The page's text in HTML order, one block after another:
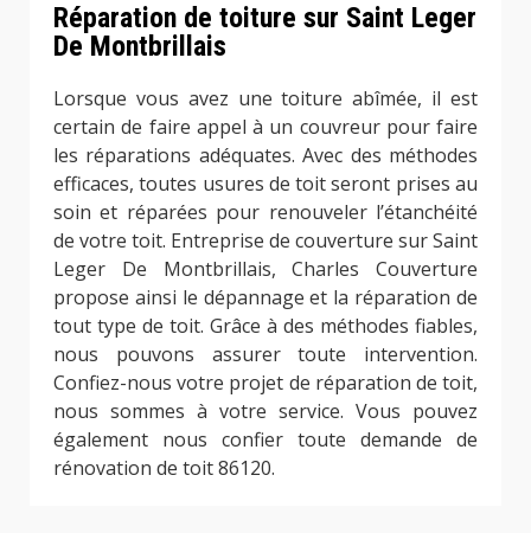
Réparation de toiture sur Saint Leger
De Montbrillais
Lorsque vous avez une toiture abîmée, il est
certain de faire appel à un couvreur pour faire
les réparations adéquates. Avec des méthodes
efficaces, toutes usures de toit seront prises au
soin et réparées pour renouveler l’étanchéité
de votre toit. Entreprise de couverture sur Saint
Leger De Montbrillais, Charles Couverture
propose ainsi le dépannage et la réparation de
tout type de toit. Grâce à des méthodes fiables,
nous pouvons assurer toute intervention.
Confiez-nous votre projet de réparation de toit,
nous sommes à votre service. Vous pouvez
également nous confier toute demande de
rénovation de toit 86120.